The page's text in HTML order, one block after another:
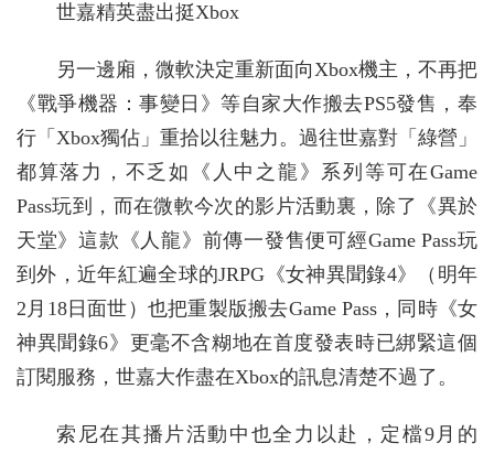
世嘉精英盡出挺Xbox
另一邊廂，微軟決定重新面向Xbox機主，不再把
《戰爭機器：事變日》等自家大作搬去PS5發售，奉
行「Xbox獨佔」重拾以往魅力。過往世嘉對「綠營」
都算落力，不乏如《人中之龍》系列等可在Game
Pass玩到，而在微軟今次的影片活動裏，除了《異於
天堂》這款《人龍》前傳一發售便可經Game Pass玩
到外，近年紅遍全球的JRPG《女神異聞錄4》（明年
2月18日面世）也把重製版搬去Game Pass，同時《女
神異聞錄6》更毫不含糊地在首度發表時已綁緊這個
訂閱服務，世嘉大作盡在Xbox的訊息清楚不過了。
索尼在其播片活動中也全力以赴，定檔9月的